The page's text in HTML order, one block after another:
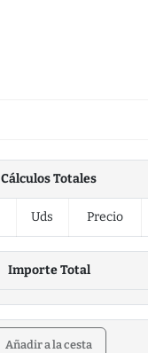
Cálculos Totales
Uds Precio
Importe Total
Añadir a la cesta